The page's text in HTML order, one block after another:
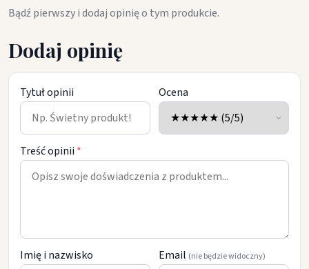
Bądź pierwszy i dodaj opinię o tym produkcie.
Dodaj opinię
Tytuł opinii Ocena
Treść opinii *
Imię i nazwisko Email (nie będzie widoczny)